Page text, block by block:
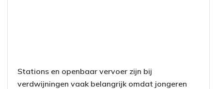
Stations en openbaar vervoer zijn bij
verdwijningen vaak belangrijk omdat jongeren